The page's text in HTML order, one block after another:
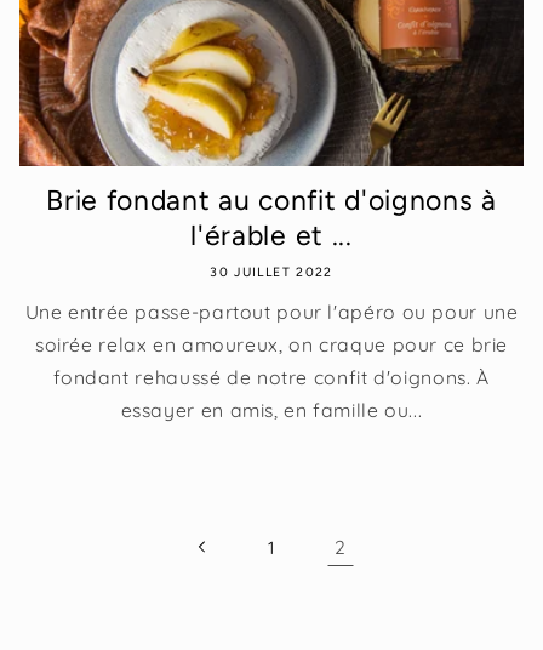
Brie fondant au confit d'oignons à
l'érable et ...
30 JUILLET 2022
Une entrée passe-partout pour l'apéro ou pour une
soirée relax en amoureux, on craque pour ce brie
fondant rehaussé de notre confit d'oignons. À
essayer en amis, en famille ou...
1 2